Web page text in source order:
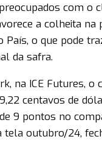
com o
a colheita na
País, o que pode
da safra.
na ICE Futures,
centavos de
9 pontos no
tela outubro/24,